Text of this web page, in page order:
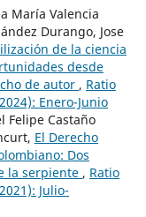
María Valencia
Durango, Jose
de la ciencia
desde
de autor , Ratio
Enero-Junio
Felipe Castaño
El Derecho
Dos
la serpiente , Ratio
Julio-